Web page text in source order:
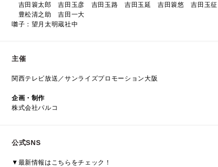
吉田簑太郎
吉田玉彦 吉田玉路 吉田玉延 吉田簑悠
吉田玉征
豊松清之助
吉田一大
囃子：望月太明蔵社中
主催
関西テレビ放送／サンライズプロモーション大阪
企画・制作
株式会社パルコ
公式SNS
▼最新情報はこちらをチェック！